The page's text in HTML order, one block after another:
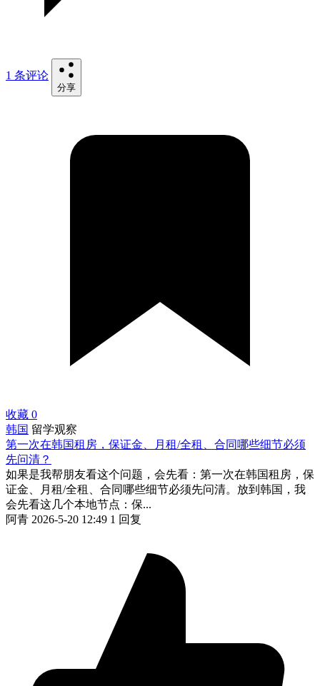
1 条评论
分享
收藏 0
韩国 留学观察
第一次在韩国租房，保证金、月租/全租、合同哪些细节必须
先问清？
如果是我帮朋友看这个问题，会先看：第一次在韩国租房，保
证金、月租/全租、合同哪些细节必须先问清。放到韩国，我
会先看这几个本地节点：保...
阿青 2026-5-20 12:49 1 回复